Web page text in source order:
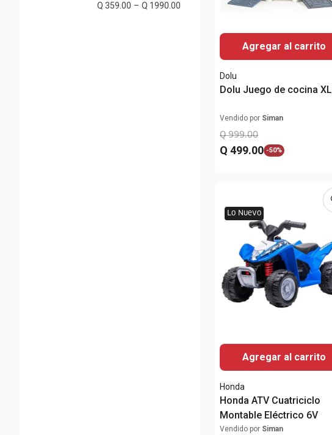
Q 359.00 – Q 1990.00
Agregar al carrito
Dolu
Dolu Juego de cocina XL
Vendido por Siman
Q 999.00
Q 499.00 -50%
Lo Nuevo
Agregar al carrito
Honda
Honda ATV Cuatriciclo
Montable Eléctrico 6V
Vendido por Siman